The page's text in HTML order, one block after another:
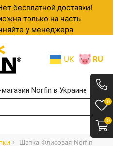
бесплатной доставки!
только на часть
у менеджера
UK RU
Norfin в Украине
Шапка Флисовая Norfin
0
0